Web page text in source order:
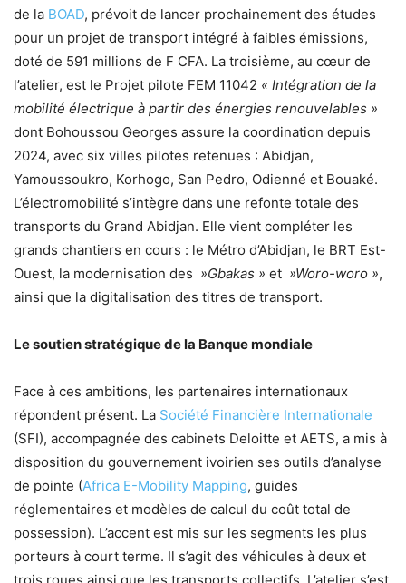
de la BOAD, prévoit de lancer prochainement des études
pour un projet de transport intégré à faibles émissions,
doté de 591 millions de F CFA. La troisième, au cœur de
l’atelier, est le Projet pilote FEM 11042 « Intégration de la
mobilité électrique à partir des énergies renouvelables »
dont Bohoussou Georges assure la coordination depuis
2024, avec six villes pilotes retenues : Abidjan,
Yamoussoukro, Korhogo, San Pedro, Odienné et Bouaké.
L’électromobilité s’intègre dans une refonte totale des
transports du Grand Abidjan. Elle vient compléter les
grands chantiers en cours : le Métro d’Abidjan, le BRT Est-
Ouest, la modernisation des »Gbakas » et »Woro-woro »,
ainsi que la digitalisation des titres de transport.
Le soutien stratégique de la Banque mondiale
Face à ces ambitions, les partenaires internationaux
répondent présent. La Société Financière Internationale
(SFI), accompagnée des cabinets Deloitte et AETS, a mis à
disposition du gouvernement ivoirien ses outils d’analyse
de pointe (Africa E-Mobility Mapping, guides
réglementaires et modèles de calcul du coût total de
possession). L’accent est mis sur les segments les plus
porteurs à court terme. Il s’agit des véhicules à deux et